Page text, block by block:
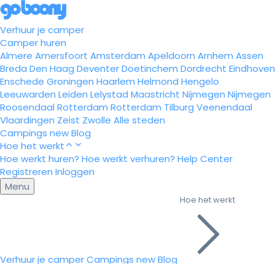
Verhuur je camper
Camper huren
Almere Amersfoort Amsterdam Apeldoorn Arnhem Assen
Breda Den Haag DeventerDoetinchem Dordrecht Eindhoven
Enschede Groningen Haarlem Helmond Hengelo
Leeuwarden Leiden Lelystad Maastricht Nijmegen Nijmegen
Roosendaal Rotterdam Rotterdam Tilburg Veenendaal
Vlaardingen Zeist Zwolle Alle steden
Campings newBlog
Hoe het werkt
Hoe werkt huren? Hoe werkt verhuren? Help Center
Registreren Inloggen
Menu
Verhuur je camperCampings newBlog
Hoe het werkt